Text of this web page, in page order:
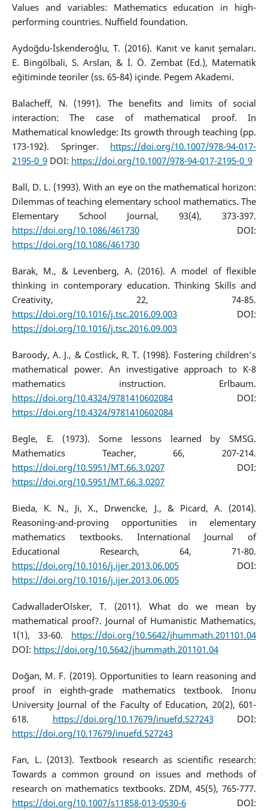
Values and variables: Mathematics education in high-
performing countries. Nuffield foundation.
Aydoğdu-İskenderoğlu, T. (2016). Kanıt ve kanıt şemaları.
E. Bingölbali, S. Arslan, & İ. Ö. Zembat (Ed.), Matematik
eğitiminde teoriler (ss. 65-84) içinde. Pegem Akademi.
Balacheff, N. (1991). The benefits and limits of social
interaction: The case of mathematical proof. In
Mathematical knowledge: Its growth through teaching (pp.
173-192). Springer. https://doi.org/10.1007/978-94-017-
2195-0_9DOI: https://doi.org/10.1007/978-94-017-2195-0_9
Ball, D. L. (1993). With an eye on the mathematical horizon:
Dilemmas of teaching elementary school mathematics. The
Elementary School Journal, 93(4), 373-397.
https://doi.org/10.1086/461730DOI:
https://doi.org/10.1086/461730
Barak, M., & Levenberg, A. (2016). A model of flexible
thinking in contemporary education. Thinking Skills and
Creativity, 22, 74-85.
https://doi.org/10.1016/j.tsc.2016.09.003DOI:
https://doi.org/10.1016/j.tsc.2016.09.003
Baroody, A. J., & Costlick, R. T. (1998). Fostering children’s
mathematical power. An investigative approach to K-8
mathematics instruction. Erlbaum.
https://doi.org/10.4324/9781410602084DOI:
https://doi.org/10.4324/9781410602084
Begle, E. (1973). Some lessons learned by SMSG.
Mathematics Teacher, 66, 207-214.
https://doi.org/10.5951/MT.66.3.0207DOI:
https://doi.org/10.5951/MT.66.3.0207
Bieda, K. N., Ji, X., Drwencke, J., & Picard, A. (2014).
Reasoning-and-proving opportunities in elementary
mathematics textbooks. International Journal of
Educational Research, 64, 71-80.
https://doi.org/10.1016/j.ijer.2013.06.005DOI:
https://doi.org/10.1016/j.ijer.2013.06.005
CadwalladerOlsker, T. (2011). What do we mean by
mathematical proof?. Journal of Humanistic Mathematics,
1(1), 33-60. https://doi.org/10.5642/jhummath.201101.04
DOI: https://doi.org/10.5642/jhummath.201101.04
Doğan, M. F. (2019). Opportunities to learn reasoning and
proof in eighth-grade mathematics textbook. Inonu
University Journal of the Faculty of Education, 20(2), 601-
618. https://doi.org/10.17679/inuefd.527243DOI:
https://doi.org/10.17679/inuefd.527243
Fan, L. (2013). Textbook research as scientific research:
Towards a common ground on issues and methods of
research on mathematics textbooks. ZDM, 45(5), 765-777.
https://doi.org/10.1007/s11858-013-0530-6DOI: